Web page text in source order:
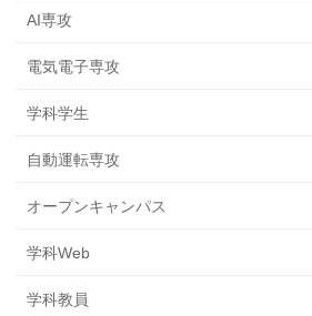
AI専攻
電気電子専攻
学科学生
自動運転専攻
オープンキャンパス
学科Web
学科教員